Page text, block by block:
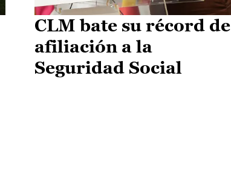
CLM bate su récord de
afiliación a la
Seguridad Social